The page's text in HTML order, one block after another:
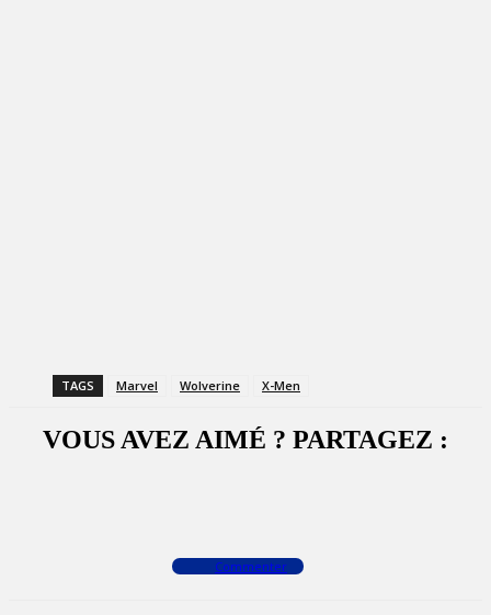
TAGS Marvel Wolverine X-Men
VOUS AVEZ AIMÉ ? PARTAGEZ :
Commenter